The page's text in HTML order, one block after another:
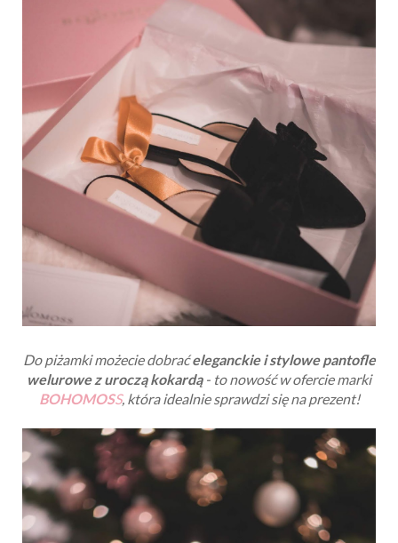
Do piżamki możecie dobraćeleganckie i stylowe pantofle
welurowe z uroczą kokardą- to nowość w ofercie marki
BOHOMOSS, która idealnie sprawdzi się na prezent!